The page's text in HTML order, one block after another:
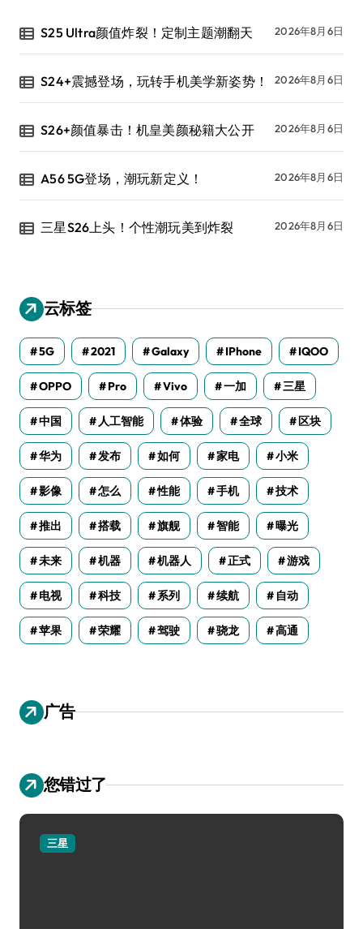
S25 Ultra颜值炸裂！定制主题潮翻天 2026年8月6日
S24+震撼登场，玩转手机美学新姿势！ 2026年8月6日
S26+颜值暴击！机皇美颜秘籍大公开 2026年8月6日
A56 5G登场，潮玩新定义！ 2026年8月6日
三星S26上头！个性潮玩美到炸裂 2026年8月6日
云标签
5G 2021 Galaxy IPhone IQOO
OPPO Pro Vivo 一加 三星
中国 人工智能 体验 全球 区块
华为 发布 如何 家电 小米
影像 怎么 性能 手机 技术
推出 搭载 旗舰 智能 曝光
未来 机器 机器人 正式 游戏
电视 科技 系列 续航 自动
苹果 荣耀 驾驶 骁龙 高通
广告
您错过了
三星